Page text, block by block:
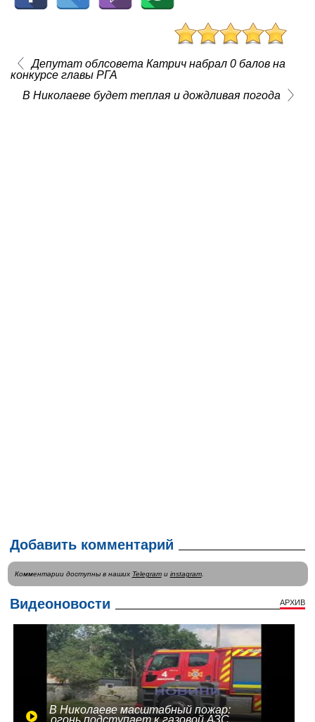
Депутат облсовета Катрич набрал 0 балов на
конкурсе главы РГА
В Николаеве будет теплая и дождливая погода
Добавить комментарий
Комментарии доступны в наших Telegramи instagram.
Видеоновости АРХИВ
В Николаеве масштабный пожар: